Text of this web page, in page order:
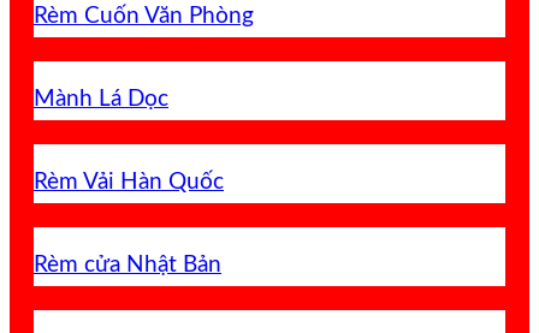
Rèm Cuốn Văn Phòng
Mành Lá Dọc
Rèm Vải Hàn Quốc
Rèm cửa Nhật Bản